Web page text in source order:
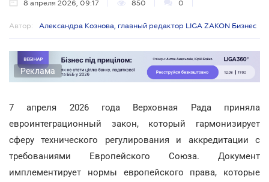
8 апреля 2026, 09:17 850 0
Автор: Александра Кознова, главный редактор LIGA ZAKON Бизнес
Реклама
7 апреля 2026 года Верховная Рада приняла
евроинтеграционный закон, который гармонизирует
сферу технического регулирования и аккредитации с
требованиями Европейского Союза. Документ
имплементирует нормы европейского права, которые